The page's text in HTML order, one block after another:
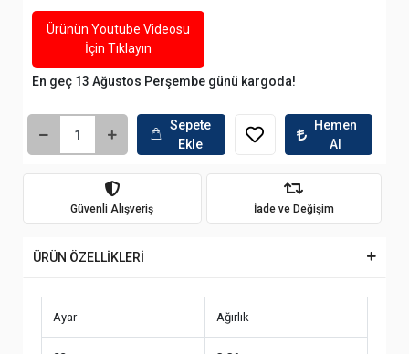
Ürünün Youtube Videosu
İçin Tıklayın
En geç 13 Ağustos Perşembe günü kargoda!
Sepete
Ekle
Hemen
Al
Güvenli Alışveriş İade ve Değişim
ÜRÜN ÖZELLİKLERİ
Ayar Ağırlık